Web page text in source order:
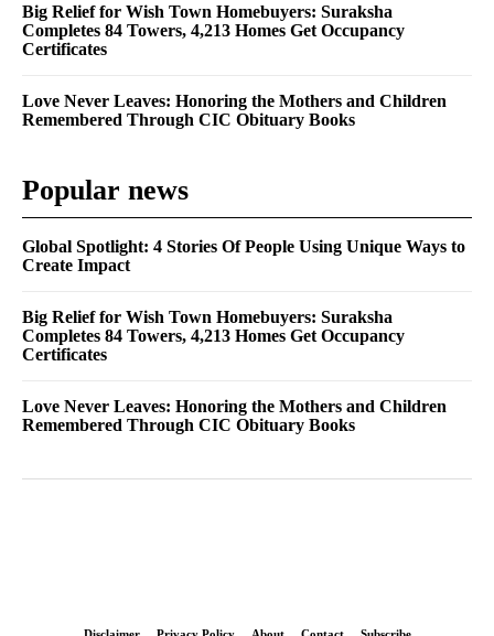
Big Relief for Wish Town Homebuyers: Suraksha
Completes 84 Towers, 4,213 Homes Get Occupancy
Certificates
Love Never Leaves: Honoring the Mothers and Children
Remembered Through CIC Obituary Books
Popular news
Global Spotlight: 4 Stories Of People Using Unique Ways to
Create Impact
Big Relief for Wish Town Homebuyers: Suraksha
Completes 84 Towers, 4,213 Homes Get Occupancy
Certificates
Love Never Leaves: Honoring the Mothers and Children
Remembered Through CIC Obituary Books
Disclaimer Privacy Policy About Contact Subscribe